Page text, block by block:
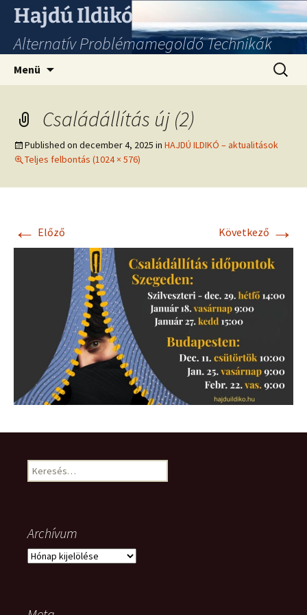
Hajdú Ildikó
Alternatív Problémamegoldó Technikák
Menü
Családállítás új (2)
Published on december 4, 2025 in HAJDÚ ILDIKÓ – aktualitások
Teljes felbontás (1024 × 576)
← Előző Következő →
Keresés:
Archívum
Archívum